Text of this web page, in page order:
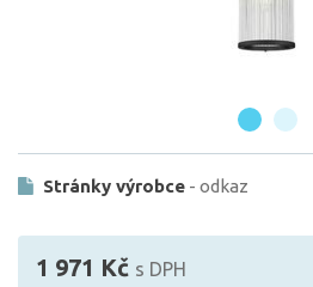
Stránky výrobce - odkaz
1 971 Kč s DPH